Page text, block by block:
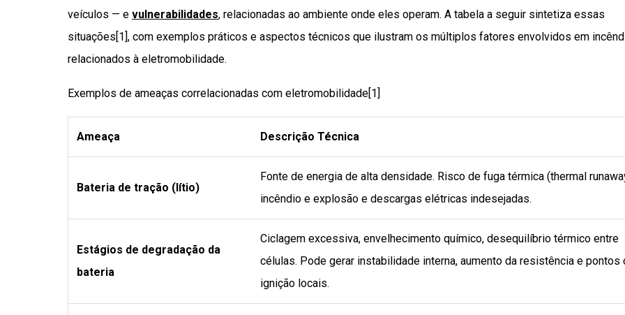
veículos — e vulnerabilidades, relacionadas ao ambiente onde eles operam. A tabela a seguir sintetiza essas
situações[1], com exemplos práticos e aspectos técnicos que ilustram os múltiplos fatores envolvidos em
relacionados à eletromobilidade.
Exemplos de ameaças correlacionadas com eletromobilidade[1]
Ameaça Descrição Técnica
Bateria de tração (lítio)
Fonte de energia de alta densidade. Risco de fuga térmica (thermal
incêndio e explosão e descargas elétricas indesejadas.
Estágios de degradação da
bateria
Ciclagem excessiva, envelhecimento químico, desequilíbrio térmico entre
células. Pode gerar instabilidade interna, aumento da resistência e pontos
ignição locais.